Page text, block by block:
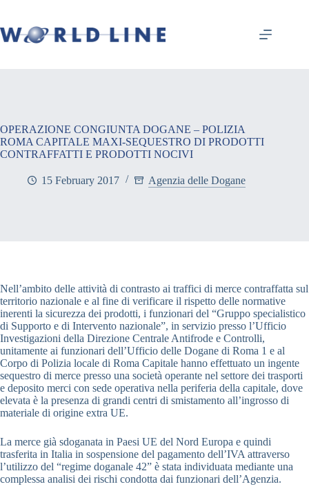
OPERAZIONE CONGIUNTA DOGANE – POLIZIA
ROMA CAPITALE MAXI-SEQUESTRO DI PRODOTTI
CONTRAFFATTI E PRODOTTI NOCIVI
15 February 2017 Agenzia delle Dogane
Nell’ambito delle attività di contrasto ai traffici di merce contraffatta sul
territorio nazionale e al fine di verificare il rispetto delle normative
inerenti la sicurezza dei prodotti, i funzionari del “Gruppo specialistico
di Supporto e di Intervento nazionale”, in servizio presso l’Ufficio
Investigazioni della Direzione Centrale Antifrode e Controlli,
unitamente ai funzionari dell’Ufficio delle Dogane di Roma 1 e al
Corpo di Polizia locale di Roma Capitale hanno effettuato un ingente
sequestro di merce presso una società operante nel settore dei trasporti
e deposito merci con sede operativa nella periferia della capitale, dove
elevata è la presenza di grandi centri di smistamento all’ingrosso di
materiale di origine extra UE.
La merce già sdoganata in Paesi UE del Nord Europa e quindi
trasferita in Italia in sospensione del pagamento dell’IVA attraverso
l’utilizzo del “regime doganale 42” è stata individuata mediante una
complessa analisi dei rischi condotta dai funzionari dell’Agenzia.